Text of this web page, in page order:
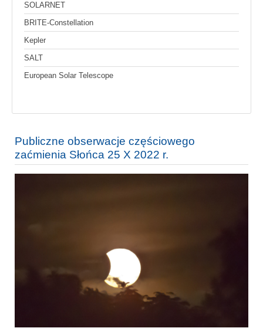
SOLARNET
BRITE-Constellation
Kepler
SALT
European Solar Telescope
Publiczne obserwacje częściowego
zaćmienia Słońca 25 X 2022 r.